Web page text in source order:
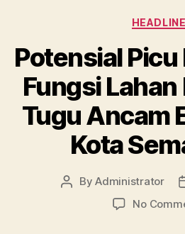
HEADLINE
Potensial Picu
Fungsi
Tugu Ancam
Kota
PostByAdministrator
No